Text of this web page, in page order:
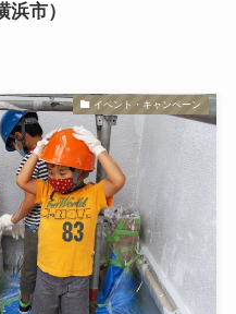
浜市）
イベント・キャンペーン